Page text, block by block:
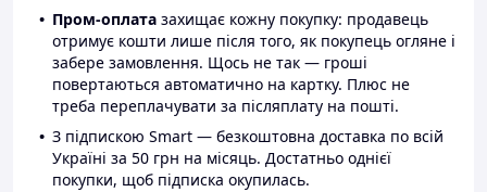
Пром-оплата захищає кожну покупку: продавець
отримує кошти лише після того, як покупець огляне і
забере замовлення. Щось не так — гроші
повертаються автоматично на картку. Плюс не
треба переплачувати за післяплату на пошті.
З підпискою Smart — безкоштовна доставка по всій
Україні за 50 грн на місяць. Достатньо однієї
покупки, щоб підписка окупилась.